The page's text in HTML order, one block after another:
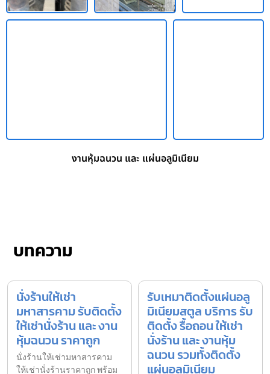
งานหุ้มฉนวน และ แผ่นอลูมิเนียม
บทความ
นั่งร้านให้เช่า
มหาสารคาม รับติดตั้ง
ให้เช่านั่งร้าน และ งาน
หุ้มฉนวน ราคาถูก
นั่งร้านให้เช่ามหาสารคาม
ให้เช่านั่งร้านราคาถูก พร้อม
รับเหมาติดตั้งแผ่นอลู
มิเนียมสตูล บริการ รับ
ติดตั้ง รื้อถอน ให้เช่า
นั่งร้าน และ งานหุ้ม
ฉนวน รวมทั้งติดตั้ง
แผ่นอลูมิเนียม